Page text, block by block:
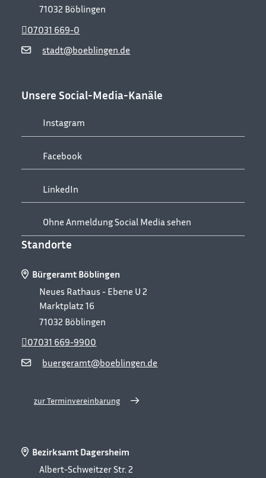
71032 Böblingen
stadt@boeblingen.de
07031 669-0
Unsere Social-Media-Kanäle
Instagram
Facebook
LinkedIn
Ohne Anmeldung Social Media sehen
Standorte
Bürgeramt Böblingen
Neues Rathaus - Ebene U 2
Marktplatz 16
71032 Böblingen
buergeramt@boeblingen.de
07031 669-9900
zur Terminvereinbarung
Bezirksamt Dagersheim
Albert-Schweitzer Str. 2